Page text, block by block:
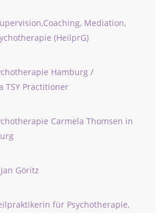
Mediation,
(HeilprG)
Hamburg /
TSY Practitioner
Carmela Thomsen in
Göritz
für Psychotherapie,